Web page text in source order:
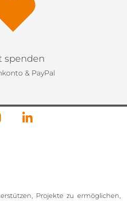
spenden
& PayPal
Projekte zu ermöglichen,